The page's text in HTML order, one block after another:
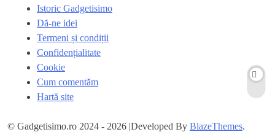
Istoric Gadgetisimo
Dă-ne idei
Termeni și condiții
Confidențialitate
Cookie
Cum comentăm
Hartă site
© Gadgetisimo.ro 2024 - 2026 |Developed By BlazeThemes.